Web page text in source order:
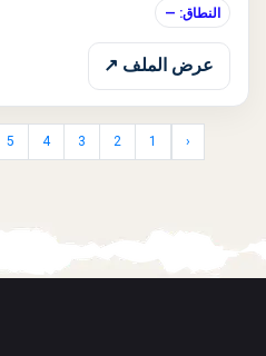
النطاق: —
عرض الملف ↗
‹
1
2
3
4
5